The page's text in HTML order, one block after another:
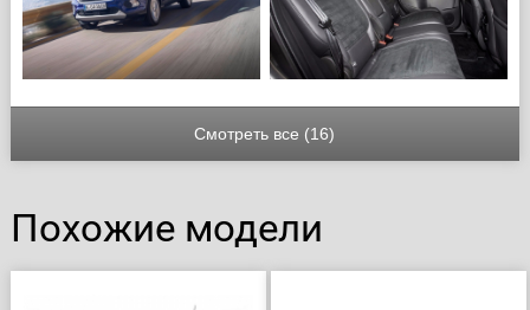
Смотреть все (16)
Похожие модели